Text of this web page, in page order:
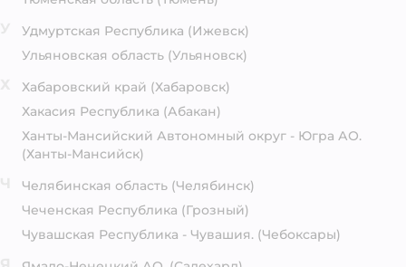
Удмуртская Республика (Ижевск)
Ульяновская область (Ульяновск)
Хабаровский край (Хабаровск)
Хакасия Республика (Абакан)
Ханты-Мансийский Автономный округ - Югра АО.
(Ханты-Мансийск)
Челябинская область (Челябинск)
Чеченская Республика (Грозный)
Чувашская Республика - Чувашия. (Чебоксары)